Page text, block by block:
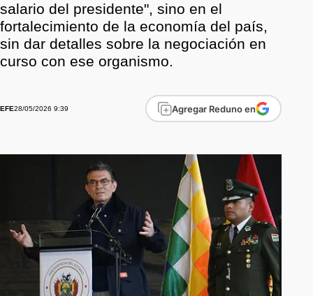
salario del presidente", sino en el
fortalecimiento de la economía del país,
sin dar detalles sobre la negociación en
curso con ese organismo.
EFE28/05/2026 9:39 Agregar Reduno en